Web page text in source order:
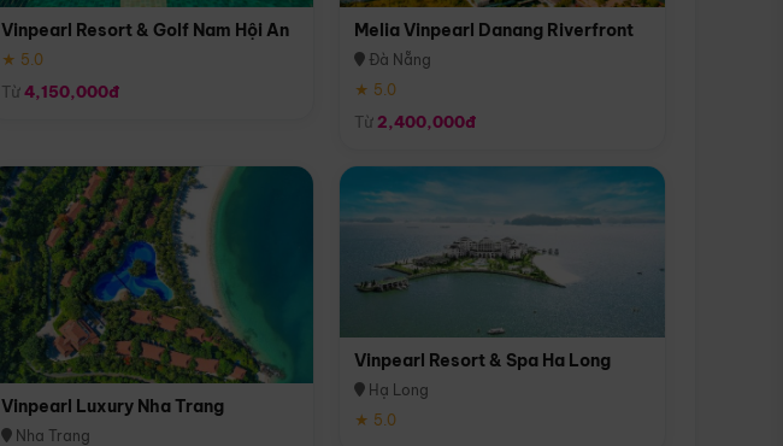
Vinpearl Resort & Golf Nam Hội An
★ 5.0
Từ4,150,000đ
Melia Vinpearl Danang Riverfront
Đà Nẵng
★ 5.0
Từ 2,400,000đ
Vinpearl Luxury Nha Trang
Nha Trang
Vinpearl Resort & Spa Ha Long
Hạ Long
★ 5.0